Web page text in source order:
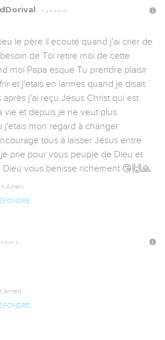
Il y a 6 ans
le père il ecouté quand j'ai crier de
de Toi retire moi de cette
moi Papa esque Tu prendre plaisir
et j'etais en larmes quand je disait
après j'ai reçu Jésus Christ qui est
vie et depuis je ne veut plus
j'etais mon regard à changer
tous à laisser Jésus entre
prie pour vous peuple de Dieu et
Dieu vous benisse richement 😘🙌🙏
Amen
a 6 ans
Amen